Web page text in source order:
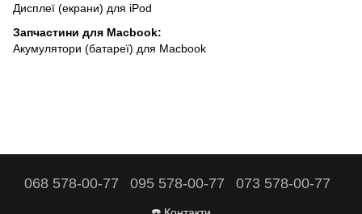
Дисплеї (екрани) для iPod
Запчастини для Macbook:
Акумулятори (батареї) для Macbook
068 578-00-77 095 578-00-77 073 578-00-77